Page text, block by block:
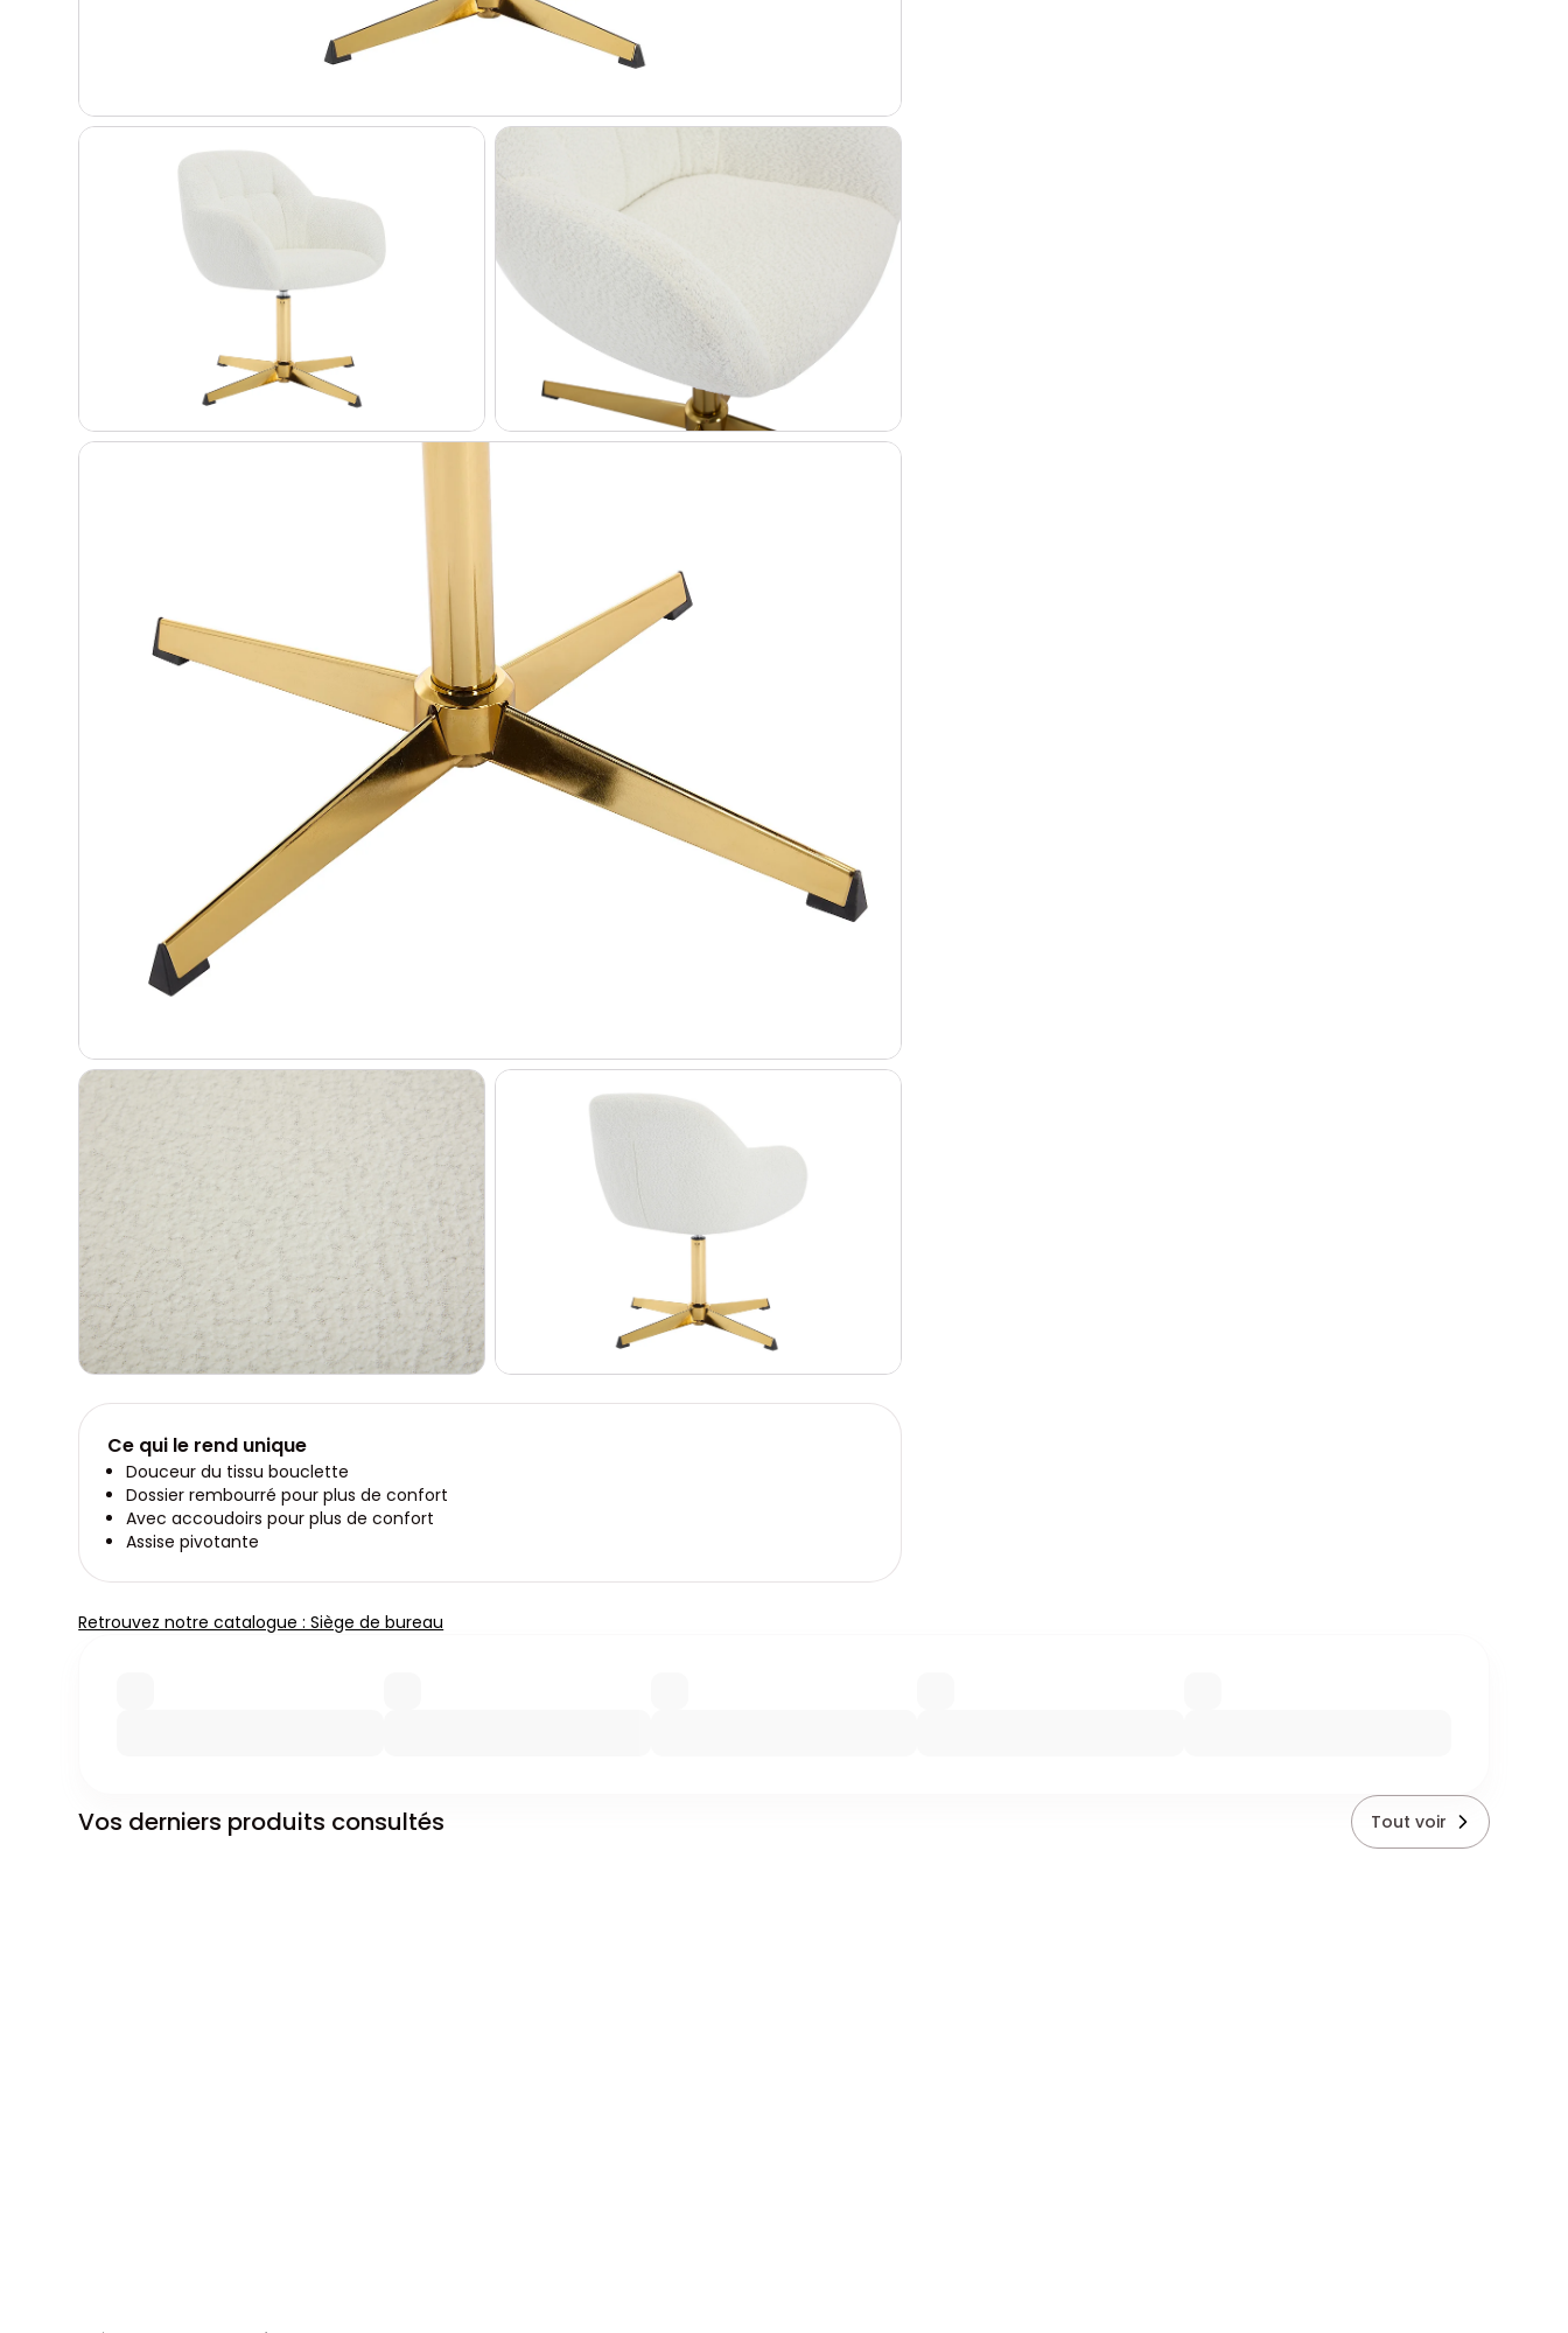
Ce qui le rend unique
Douceur du tissu bouclette
Dossier rembourré pour plus de confort
Avec accoudoirs pour plus de confort
Assise pivotante
Retrouvez notre catalogue : Siège de bureau
Vos derniers produits consultés Tout voir